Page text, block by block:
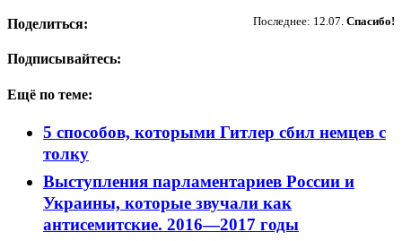
Последнее: 12.07. Спасибо!
Поделиться:
Подписывайтесь:
Ещё по теме:
5 способов, которыми Гитлер сбил немцев с
толку
Выступления парламентариев России и
Украины, которые звучали как
антисемитские. 2016—2017 годы